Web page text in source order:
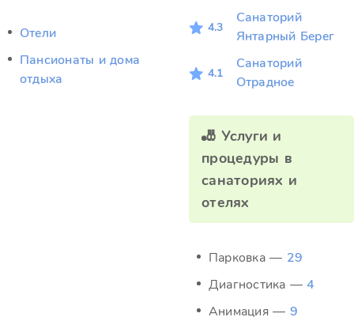
Отели
Пансионаты и дома
отдыха
4.3
Санаторий
Янтарный Берег
4.1
Санаторий
Отрадное
🎳 Услуги и
процедуры в
санаториях и
отелях
Парковка — 29
Диагностика —4
Анимация — 9